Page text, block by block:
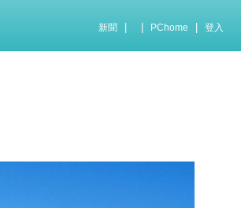
新聞 PChome 登入